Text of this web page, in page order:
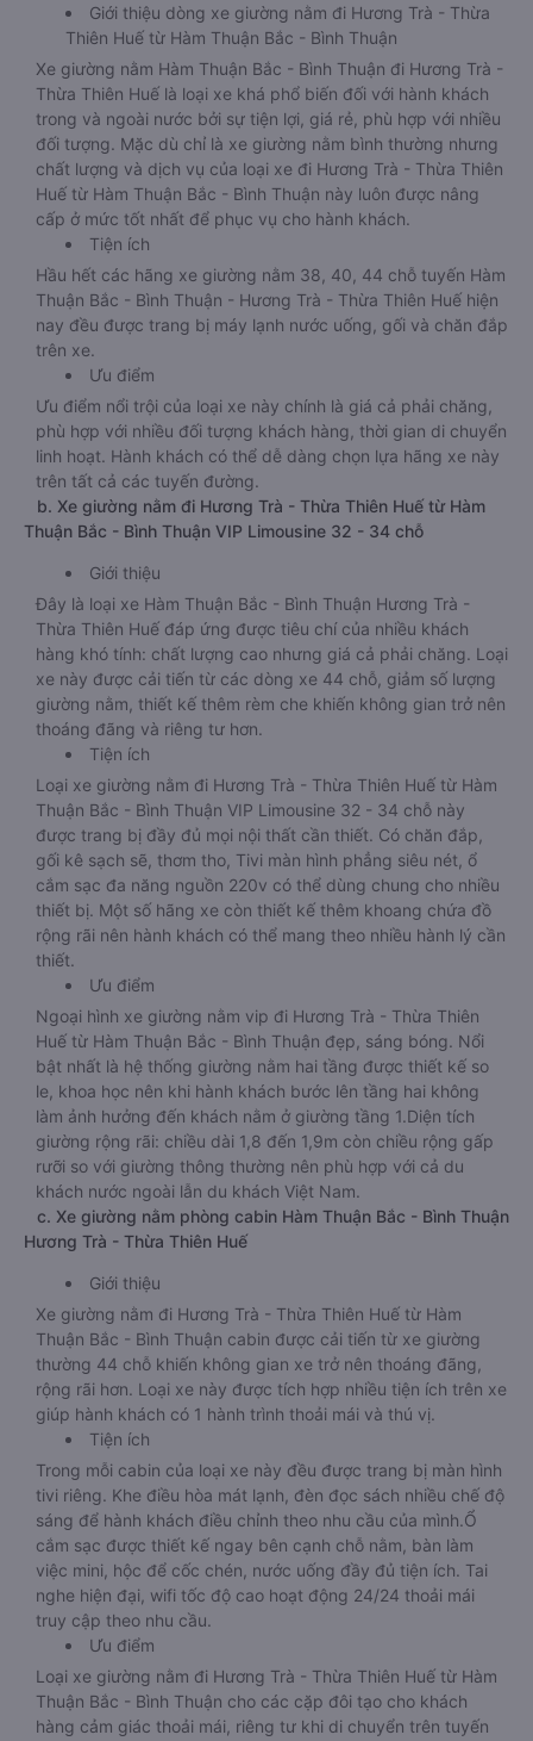
Giới thiệu dòng xe giường nằm đi Hương Trà - Thừa
Thiên Huế từ Hàm Thuận Bắc - Bình Thuận
Xe giường nằm Hàm Thuận Bắc - Bình Thuận đi Hương Trà -
Thừa Thiên Huế là loại xe khá phổ biến đối với hành khách
trong và ngoài nước bởi sự tiện lợi, giá rẻ, phù hợp với nhiều
đối tượng. Mặc dù chỉ là xe giường nằm bình thường nhưng
chất lượng và dịch vụ của loại xe đi Hương Trà - Thừa Thiên
Huế từ Hàm Thuận Bắc - Bình Thuận này luôn được nâng
cấp ở mức tốt nhất để phục vụ cho hành khách.
Tiện ích
Hầu hết các hãng xe giường nằm 38, 40, 44 chỗ tuyến Hàm
Thuận Bắc - Bình Thuận - Hương Trà - Thừa Thiên Huế hiện
nay đều được trang bị máy lạnh nước uống, gối và chăn đắp
trên xe.
Ưu điểm
Ưu điểm nổi trội của loại xe này chính là giá cả phải chăng,
phù hợp với nhiều đối tượng khách hàng, thời gian di chuyển
linh hoạt. Hành khách có thể dễ dàng chọn lựa hãng xe này
trên tất cả các tuyến đường.
b. Xe giường nằm đi Hương Trà - Thừa Thiên Huế từ Hàm
Thuận Bắc - Bình Thuận VIP Limousine 32 - 34 chỗ
Giới thiệu
Đây là loại xe Hàm Thuận Bắc - Bình Thuận Hương Trà -
Thừa Thiên Huế đáp ứng được tiêu chí của nhiều khách
hàng khó tính: chất lượng cao nhưng giá cả phải chăng. Loại
xe này được cải tiến từ các dòng xe 44 chỗ, giảm số lượng
giường nằm, thiết kế thêm rèm che khiến không gian trở nên
thoáng đãng và riêng tư hơn.
Tiện ích
Loại xe giường nằm đi Hương Trà - Thừa Thiên Huế từ Hàm
Thuận Bắc - Bình Thuận VIP Limousine 32 - 34 chỗ này
được trang bị đầy đủ mọi nội thất cần thiết. Có chăn đắp,
gối kê sạch sẽ, thơm tho, Tivi màn hình phẳng siêu nét, ổ
cắm sạc đa năng nguồn 220v có thể dùng chung cho nhiều
thiết bị. Một số hãng xe còn thiết kế thêm khoang chứa đồ
rộng rãi nên hành khách có thể mang theo nhiều hành lý cần
thiết.
Ưu điểm
Ngoại hình xe giường nằm vip đi Hương Trà - Thừa Thiên
Huế từ Hàm Thuận Bắc - Bình Thuận đẹp, sáng bóng. Nổi
bật nhất là hệ thống giường nằm hai tầng được thiết kế so
le, khoa học nên khi hành khách bước lên tầng hai không
làm ảnh hưởng đến khách nằm ở giường tầng 1.Diện tích
giường rộng rãi: chiều dài 1,8 đến 1,9m còn chiều rộng gấp
rưỡi so với giường thông thường nên phù hợp với cả du
khách nước ngoài lẫn du khách Việt Nam.
c. Xe giường nằm phòng cabin Hàm Thuận Bắc - Bình Thuận
Hương Trà - Thừa Thiên Huế
Giới thiệu
Xe giường nằm đi Hương Trà - Thừa Thiên Huế từ Hàm
Thuận Bắc - Bình Thuận cabin được cải tiến từ xe giường
thường 44 chỗ khiến không gian xe trở nên thoáng đãng,
rộng rãi hơn. Loại xe này được tích hợp nhiều tiện ích trên xe
giúp hành khách có 1 hành trình thoải mái và thú vị.
Tiện ích
Trong mỗi cabin của loại xe này đều được trang bị màn hình
tivi riêng. Khe điều hòa mát lạnh, đèn đọc sách nhiều chế độ
sáng để hành khách điều chỉnh theo nhu cầu của mình.Ổ
cắm sạc được thiết kế ngay bên cạnh chỗ nằm, bàn làm
việc mini, hộc để cốc chén, nước uống đầy đủ tiện ích. Tai
nghe hiện đại, wifi tốc độ cao hoạt động 24/24 thoải mái
truy cập theo nhu cầu.
Ưu điểm
Loại xe giường nằm đi Hương Trà - Thừa Thiên Huế từ Hàm
Thuận Bắc - Bình Thuận cho các cặp đôi tạo cho khách
hàng cảm giác thoải mái, riêng tư khi di chuyển trên tuyến